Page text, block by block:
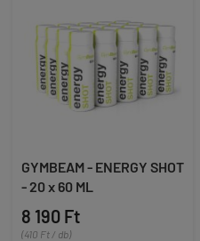
GYMBEAM - ENERGY SHOT
- 20 x 60 ML
8 190 Ft
(410 Ft / db)